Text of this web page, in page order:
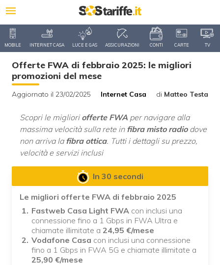
MOBILE INTERNET CASA LUCE E GAS ASSICURAZIONI CONTI CARTE TV
Offerte FWA di febbraio 2025: le migliori
promozioni del mese
Aggiornato il 23/02/2025 Internet Casa di Matteo Testa
Scopri le migliori offerte FWA per navigare alla
massima velocità sulla rete in fibra misto radiodove
non arriva la fibra ottica. Tutti i dettagli su prezzo,
velocità e servizi inclusi
In 30 secondi
Le migliori offerte FWA di febbraio 2025
Fastweb Casa Light FWA con inclusi una
connessione fino a 1 Gbps in FWA Ultra e
chiamate illimitate a 24,95 €/mese
Vodafone Casa con inclusi una connessione
fino a 1 Gbps in FWA 5G e chiamate illimitate a
25,90 €/mese